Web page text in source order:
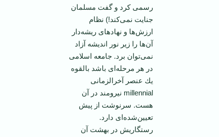
رسمی کرد و گفت مسلمان
جنایت نمی‌کند!) نظام
ارزش‌ها و نهادهای ريشه‌دار
آن‌ها را زير نور انديشه آزاد
‏نمی‌توان برد. جامعه اسلامی
در هر مرحله‌ای باشد بالقوه
يك عنصر آخرالزمانی
‏millennial‏ نيرومند در ‏آن
هست. سرنوشت از پيش
تعيين‌شده‌ای دارد.
رستگاريش در بهشت آن